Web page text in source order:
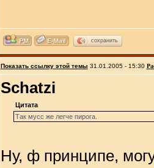
сохранить
Показать ссылку этой темы 31.01.2005 - 15:30
Schatzi
Цитата
Так мусс же легче пирога.
Ну, ф принципе,